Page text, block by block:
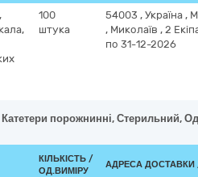
100
штука
54003 , Україна ,
, Миколаїв , 2
по 31-12-2026
Катетери порожнинні,
КІЛЬКІСТЬ /
ОД.ВИМІРУ
АДРЕСА ДОСТАВКИ